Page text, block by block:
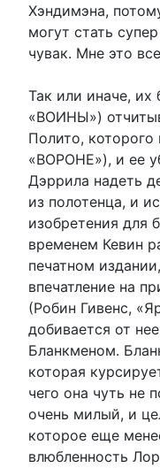
Хэндимэна,
могут стать
чувак. Мне это
Так или иначе, их
«ВОИНЫ»)
Полито, которого
«ВОРОНЕ»), и ее
Дэррила надеть
из полотенца, и
изобретения для
временем Кевин
печатном
впечатление на
(Робин Гивенс,
добивается от
Бланкменом.
которая
чего она чуть не
очень милый, и
которое еще
влюбленность